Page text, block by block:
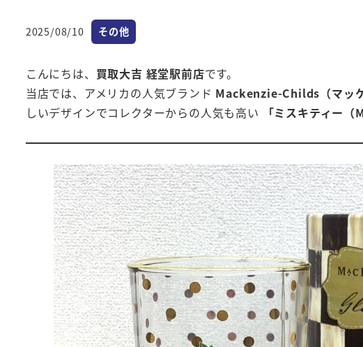
投稿日
2025/08/10 カテゴリー
その他
こんにちは、 買取大吉 経堂駅前店です。
当店では、アメリカの人気ブランド Mackenzie-Childs（マッケ
しいデザインでコレクターからの人気も高い
「ミスキティー